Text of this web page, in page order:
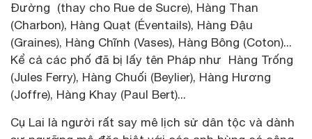
Đường (thay cho Rue de Sucre), Hàng Than
(Charbon), Hàng Quạt (Éventails), Hàng Đậu
(Graines), Hàng Chĩnh (Vases), Hàng Bông (Coton)...
Kể cả các phố đã bị lấy tên Pháp như Hàng Trống
(Jules Ferry), Hàng Chuối (Beylier), Hàng Hương
(Joffre), Hàng Khay (Paul Bert)...
Cụ Lai là người rất say mê lịch sử dân tộc và dành